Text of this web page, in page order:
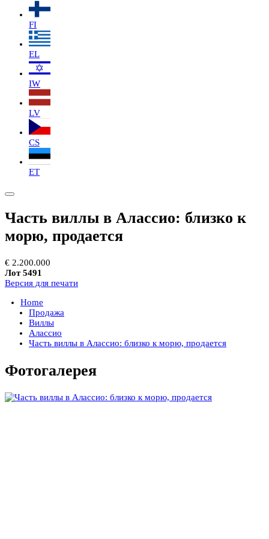
FI
EL
IW
LV
CS
ET
Часть виллы в Алассио: близко к
морю, продается
€ 2.200.000
Лот 5491
Версия для печати
Home
Продажа
Виллы
Алассио
Часть виллы в Алассио: близко к морю, продается
Фотогалерея